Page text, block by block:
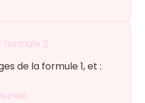
formule 2
de la formule 1, et :